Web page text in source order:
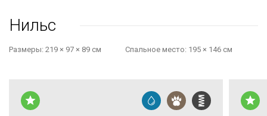
Нильс
Размеры: 219 × 97 × 89 см Cпальное место: 195 × 146 см